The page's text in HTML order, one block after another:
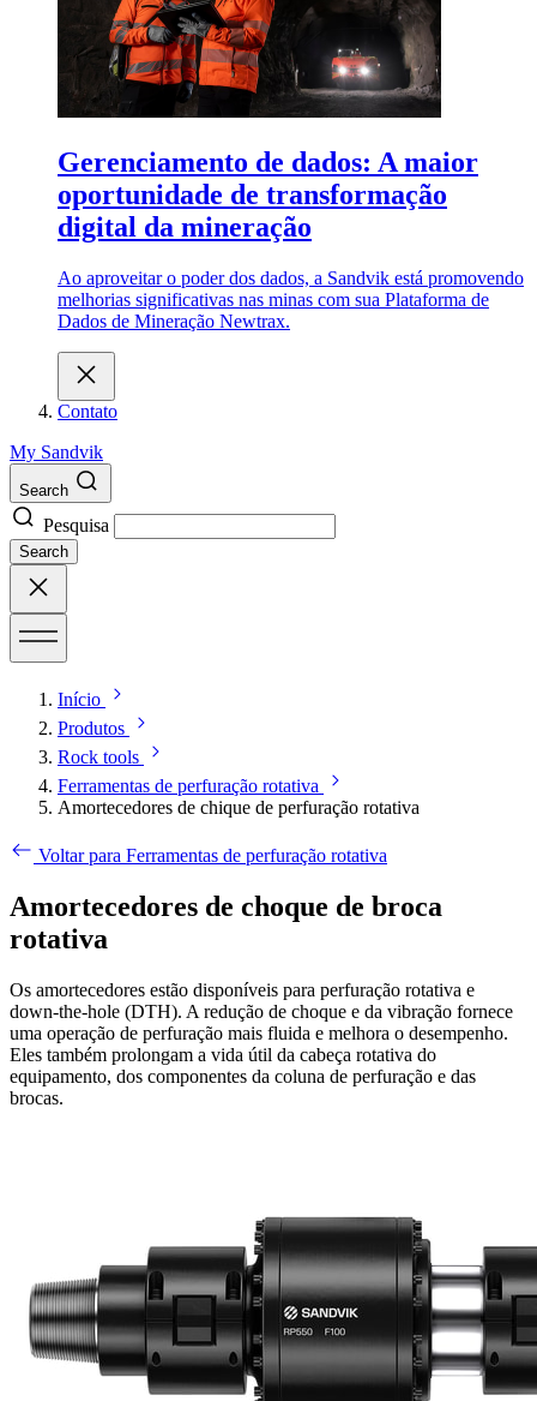
Gerenciamento de dados: A maior
oportunidade de transformação
digital da mineração
Ao aproveitar o poder dos dados, a Sandvik está promovendo
melhorias significativas nas minas com sua Plataforma de
Dados de Mineração Newtrax.
Contato
My Sandvik
Search
Pesquisa
Search
Início
Produtos
Rock tools
Ferramentas de perfuração rotativa
Amortecedores de chique de perfuração rotativa
Voltar para Ferramentas de perfuração rotativa
Amortecedores de choque de broca
rotativa
Os amortecedores estão disponíveis para perfuração rotativa e
down-the-hole (DTH). A redução de choque e da vibração fornece
uma operação de perfuração mais fluida e melhora o desempenho.
Eles também prolongam a vida útil da cabeça rotativa do
equipamento, dos componentes da coluna de perfuração e das
brocas.